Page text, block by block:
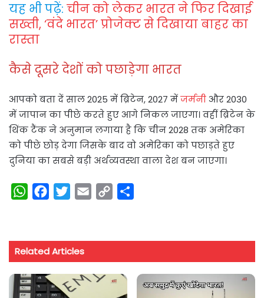
यह भी पढ़ें: चीन को लेकर भारत ने फिर दिखाई
सख्ती, ‘वंदे भारत’ प्रोजेक्ट से दिखाया बाहर का
रास्ता
कैसे दूसरे देशों को पछाड़ेगा भारत
आपको बता दें साल 2025 में ब्रिटेन, 2027 मेंजर्मनीऔर 2030
में जापान का पीछे करते हुए आगे निकल जाएगा। वहीं ब्रिटेन के
थिंक टैंक ने अनुमान लगाया है कि चीन 2028 तक अमेरिका
को पीछे छोड़ देगा जिसके बाद वो अमेरिका को पछाड़ते हुए
दुनिया का सबसे बड़ी अर्थव्यवस्था वाला देश बन जाएगा।
W
t
s
A
p
e
b
o
o
t
t
e
r
i
y
i
r
Related Articles